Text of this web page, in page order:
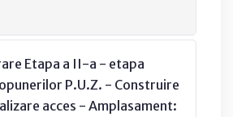
Etapa a II-a - etapa
P.U.Z. - Construire
acces - Amplasament: